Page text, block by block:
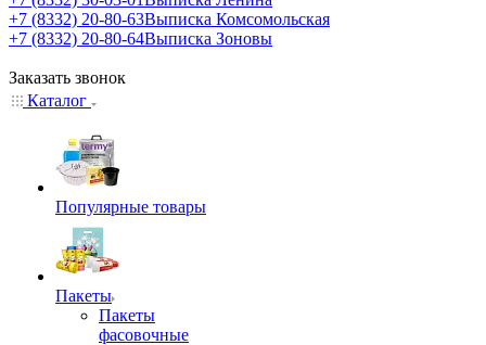
+7 (8332) 20-80-63Выписка Комсомольская
+7 (8332) 20-80-64Выписка Зоновы
Заказать звонок
Каталог
Популярные товары
Пакеты
Пакеты
фасовочные